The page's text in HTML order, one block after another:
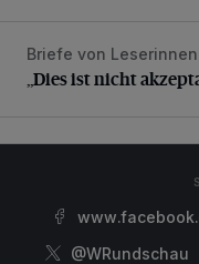
„Dies ist nicht
Briefe von
„Dies ist nicht
@WRundschau